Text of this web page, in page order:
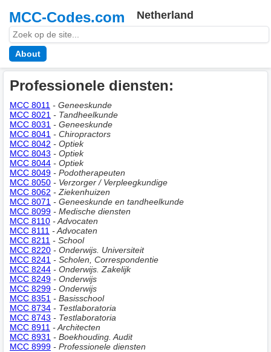
MCC-Codes.com Netherland
About
Professionele diensten:
MCC 8011 - Geneeskunde
MCC 8021 - Tandheelkunde
MCC 8031 - Geneeskunde
MCC 8041 - Chiropractors
MCC 8042 - Optiek
MCC 8043 - Optiek
MCC 8044 - Optiek
MCC 8049 - Podotherapeuten
MCC 8050 - Verzorger / Verpleegkundige
MCC 8062 - Ziekenhuizen
MCC 8071 - Geneeskunde en tandheelkunde
MCC 8099 - Medische diensten
MCC 8110 - Advocaten
MCC 8111 - Advocaten
MCC 8211 - School
MCC 8220 - Onderwijs. Universiteit
MCC 8241 - Scholen, Correspondentie
MCC 8244 - Onderwijs. Zakelijk
MCC 8249 - Onderwijs
MCC 8299 - Onderwijs
MCC 8351 - Basisschool
MCC 8734 - Testlaboratoria
MCC 8743 - Testlaboratoria
MCC 8911 - Architecten
MCC 8931 - Boekhouding. Audit
MCC 8999 - Professionele diensten